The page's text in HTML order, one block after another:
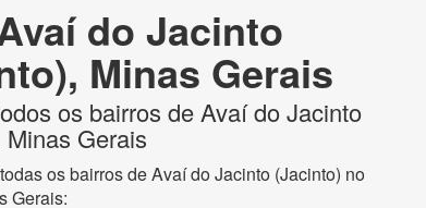
do Jacinto
Minas Gerais
os bairros de Avaí do Jacinto
Gerais
os bairros de Avaí do Jacinto (Jacinto) no
Gerais: